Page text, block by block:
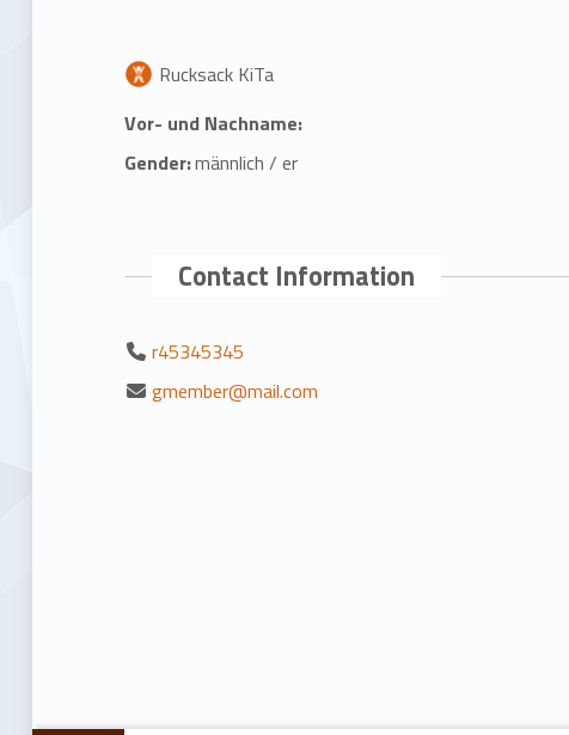
Rucksack KiTa
Vor- und Nachname:
Gender:männlich / er
Contact Information
r45345345
gmember@mail.com